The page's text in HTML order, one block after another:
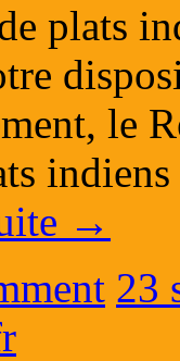
plats
le
→
23